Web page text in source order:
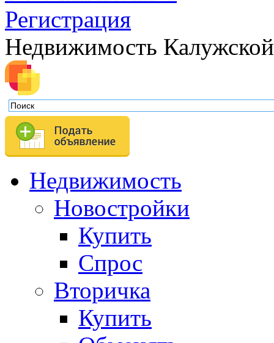
Регистрация
Недвижимость
Недвижимость
Новостройки
Купить
Спрос
Вторичка
Купить